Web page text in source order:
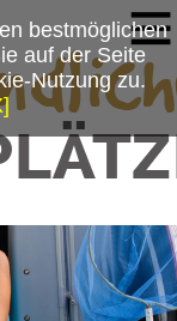
bestmöglichen
auf der Seite
Nutzung zu.